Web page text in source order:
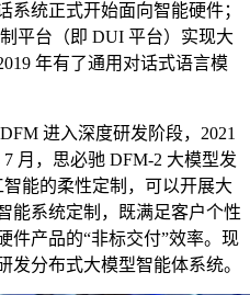
系统正式开始面向智能硬件；
平台（即 DUI 平台）实现大
年有了通用对话式语言模
进入深度研发阶段，2021
月，思必驰 DFM-2 大模型发
能的柔性定制，可以开展大
能系统定制，既满足客户个性
件产品的“非标交付”效率。现
发分布式大模型智能体系统。